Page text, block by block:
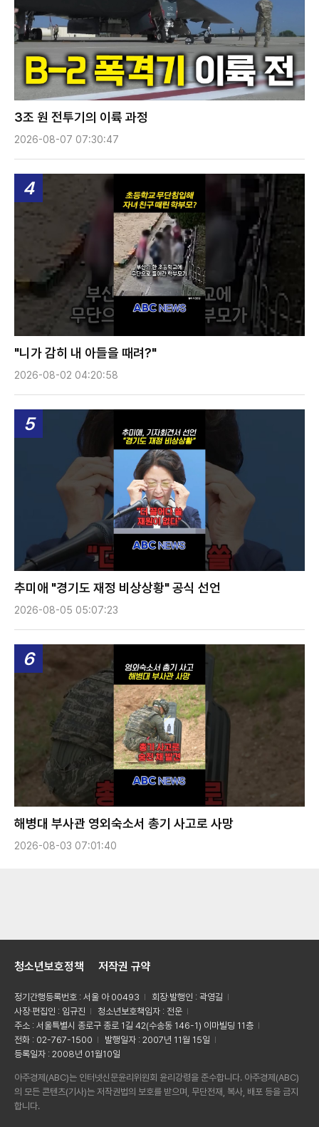
3조 원 전투기의 이륙 과정
2026-08-07 07:30:47
4
"니가 감히 내 아들을 때려?"
2026-08-02 04:20:58
5
추미애 "경기도 재정 비상상황" 공식 선언
2026-08-05 05:07:23
6
해병대 부사관 영외숙소서 총기 사고로 사망
2026-08-03 07:01:40
청소년보호정책 저작권 규약
정기간행등록번호 : 서울 아 00493
회장·발행인 : 곽영길
사장·편집인 : 임규진
청소년보호책임자 : 전운
주소 : 서울특별시 종로구 종로 1길 42(수송동 146-1) 이마빌딩 11층
전화 : 02-767-1500
발행일자 : 2007년 11월 15일
등록일자 : 2008년 01월10일
아주경제(ABC)는 인터넷신문윤리위원회 윤리강령을 준수합니다. 아주경제(ABC)
의 모든 콘텐츠(기사)는 저작권법의 보호를 받으며, 무단전재, 복사, 배포 등을 금지
합니다.